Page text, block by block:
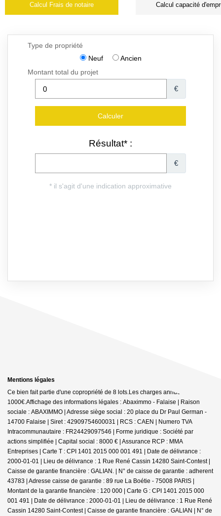
Calcul Frais de notaire Calcul capacité
Mentions légales
Ce bien fait partie d'une copropriété de 8 lots.Les charges annuelles sont de
1000€.Affichage des informations légales : Abaximmo - Falaise | Raison
sociale : ABAXIMMO | Adresse siège social : 20 place du Dr Paul German -
14700 Falaise | Siret : 42909754600031 | RCS : CAEN | Numero TVA
Intracommunautaire : FR24429097546 | Forme juridique : Société par
actions simplifiée | Capital social : 8000 € | Assurance RCP : MMA
Entreprises | Carte T : CPI 1401 2015 000 001 491 | Date de délivrance :
2000-01-01 | Lieu de délivrance : 1 Rue René Cassin 14280 Saint-Contest |
Caisse de garantie financière : GALIAN. | N° de caisse de garantie : adherent
43783 | Adresse caisse de garantie : 89 rue La Boétie - 75008 PARIS |
Montant de la garantie financière : 120 000 | Carte G : CPI 1401 2015 000
001 491 | Date de délivrance : 2000-01-01 | Lieu de délivrance : 1 Rue René
Cassin 14280 Saint-Contest | Caisse de garantie financière : GALIAN | N° de